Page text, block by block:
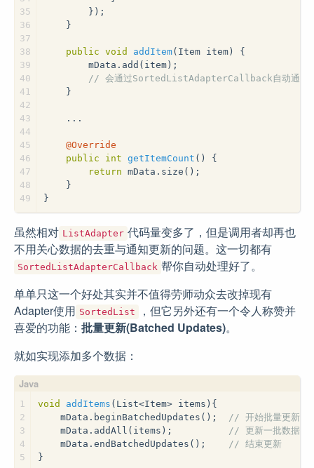
35
36
37
38
39
40
41
42
43
44
45
46
47
48
49
        });
    }
public void addItem(Item item)
{
        mData.add(item);
// 会通过SortedListAdapterCallback自动通知
    }
    ...
@Override
public
int getItemCount ()
{
return mData.size();
    }
}
虽然相对 ListAdapter 代码量变多了，但是调用者却再也
不用关心数据的去重与通知更新的问题。这一切都有
SortedListAdapterCallback 帮你自动处理好了。
单单只这一个好处其实并不值得劳师动众去改掉现有
Adapter使用 SortedList
，但它另外还有一个令人称赞并
喜爱的功能： 批量更新(Batched Updates)。
就如实现添加多个数据：
1
2
3
4
5
void addItems (List<Item> items) {
    mData.beginBatchedUpdates();
// 开始批量更新
    mData.addAll(items);
// 更新一批数据
    mData.endBatchedUpdates();
// 结束更新
}